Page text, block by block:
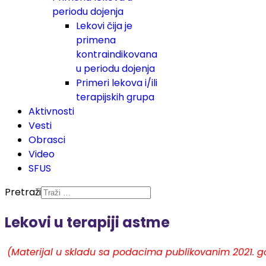
periodu dojenja
Lekovi čija je
primena
kontraindikovana
u periodu dojenja
Primeri lekova i/ili
terapijskih grupa
Aktivnosti
Vesti
Obrasci
Video
SFUS
Pretraži
Lekovi u terapiji astme
(Materijal u skladu sa podacima publikovanim 2021.